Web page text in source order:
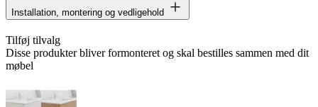
Installation, montering og vedligehold
Tilføj tilvalg
Disse produkter bliver formonteret og skal bestilles sammen med dit
møbel